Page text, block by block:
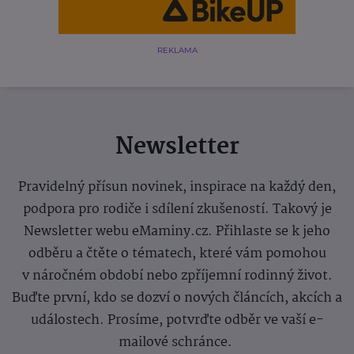
REKLAMA
Newsletter
Pravidelný přísun novinek, inspirace na každý den,
podpora pro rodiče i sdílení zkušeností. Takový je
Newsletter webu eMaminy.cz. Přihlaste se k jeho
odběru a čtěte o tématech, které vám pomohou
v náročném období nebo zpříjemní rodinný život.
Buďte první, kdo se dozví o nových článcích, akcích a
událostech. Prosíme, potvrďte odběr ve vaší e-
mailové schránce.